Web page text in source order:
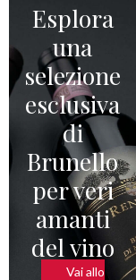
Esplora
una
selezione
esclusiva
di
Brunello
per veri
amanti
del vino
Vai allo